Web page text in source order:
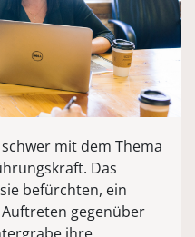
mit dem Thema
Das
befürchten, ein
gegenüber